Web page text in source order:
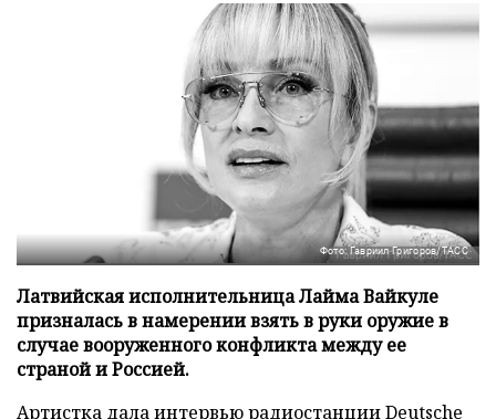
Фото: Гавриил Григоров/ТАСС
Латвийская исполнительница Лайма Вайкуле
призналась в намерении взять в руки оружие в
случае вооруженного конфликта между ее
страной и Россией.
Артистка дала интервью радиостанцииDeutsche